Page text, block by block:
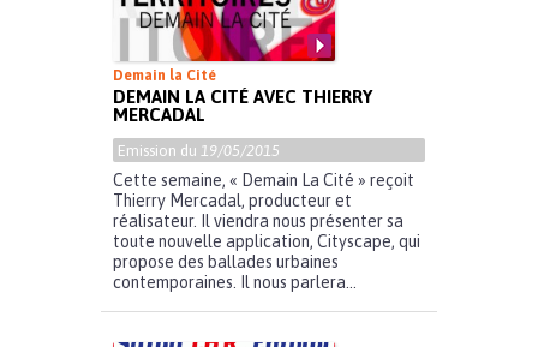
Demain la Cité
DEMAIN LA CITÉ AVEC THIERRY
MERCADAL
Emission du 19/05/2015
Cette semaine, « Demain La Cité » reçoit
Thierry Mercadal, producteur et
réalisateur. Il viendra nous présenter sa
toute nouvelle application, Cityscape, qui
propose des ballades urbaines
contemporaines. Il nous parlera...